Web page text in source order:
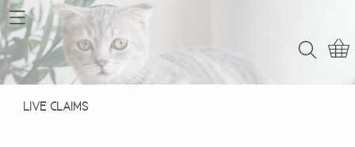
Home
Webshop
LIVE CLAIMS